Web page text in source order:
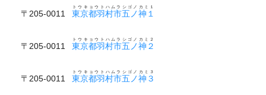
〒205-0011 東京都羽村市五ノ神１
トウキョウトハムラシゴノカミ１
〒205-0011 東京都羽村市五ノ神２
トウキョウトハムラシゴノカミ２
〒205-0011 東京都羽村市五ノ神３
トウキョウトハムラシゴノカミ３